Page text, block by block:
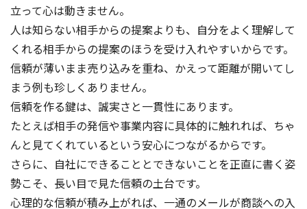
立って心は動きません。
人は知らない相手からの提案よりも、自分をよく理解して
くれる相手からの提案のほうを受け入れやすいからです。
信頼が薄いまま売り込みを重ね、かえって距離が開いてし
まう例も珍しくありません。
信頼を作る鍵は、誠実さと一貫性にあります。
たとえば相手の発信や事業内容に具体的に触れれば、ちゃ
んと見てくれているという安心につながるからです。
さらに、自社にできることとできないことを正直に書く姿
勢こそ、長い目で見た信頼の土台です。
心理的な信頼が積み上がれば、一通のメールが商談への入